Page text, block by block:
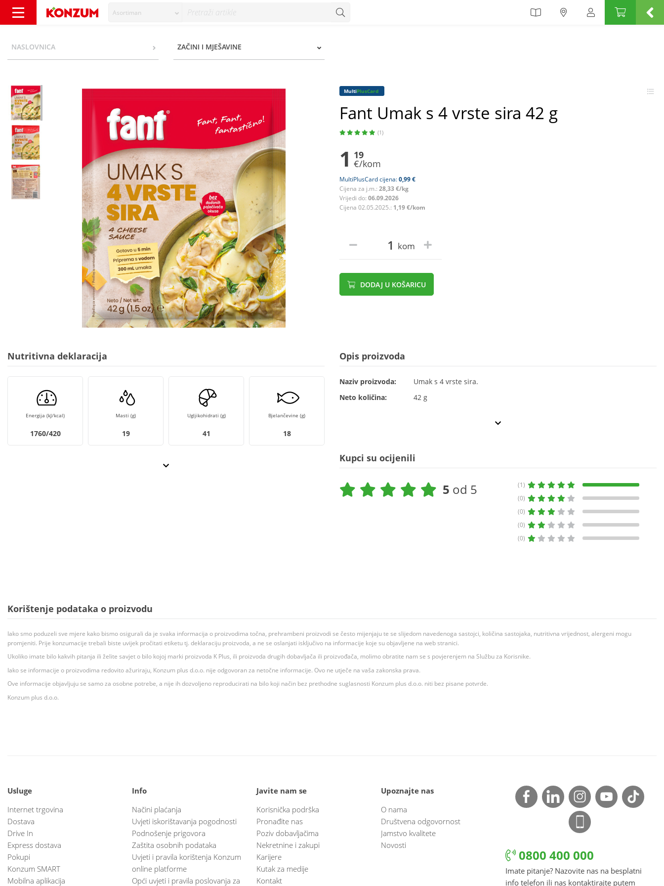
Asortiman
NASLOVNICA ZAČINI I MJEŠAVINE
MultiPlusCard
Fant Umak s 4 vrste sira 42 g
(1)
1 19
€/kom
MultiPlusCard cijena:0,99 €
Cijena za j.m.: 28,33 €/kg
Vrijedi do: 06.09.2026
Cijena 02.05.2025.: 1,19 €/kom
kom
DODAJ U KOŠARICU
Nutritivna deklaracija
Energija (kJ/kcal)
1760/420
Masti (g)
19
Ugljikohidrati (g)
41
Bjelančevine (g)
18
Opis proizvoda
Naziv proizvoda:
Umak s 4 vrste sira.
Neto količina:
42 g
Kupci su ocijenili
5 od 5
(1)
(0)
(0)
(0)
(0)
Korištenje podataka o proizvodu
Iako smo poduzeli sve mjere kako bismo osigurali da je svaka informacija o proizvodima točna, prehrambeni proizvodi se često mijenjaju te se slijedom navedenoga sastojci, količina sastojaka, nutritivna vrijednost, alergeni mogu
promjeniti. Prije konzumacije trebali biste uvijek pročitati etiketu tj. deklaraciju proizvoda, a ne se oslanjati isključivo na informacije koje su objavljene na web stranici.
Ukoliko imate bilo kakvih pitanja ili želite savjet o bilo kojoj marki proizvoda K Plus, ili proizvoda drugih dobavljača ili proizvođača, molimo obratite nam se s povjerenjem na Službu za Korisnike.
Iako se informacije o proizvodima redovito ažuriraju, Konzum plus d.o.o. nije odgovoran za netočne informacije. Ovo ne utječe na vaša zakonska prava.
Ove informacije objavljuju se samo za osobne potrebe, a nije ih dozvoljeno reproducirati na bilo koji način bez prethodne suglasnosti Konzum plus d.o.o. niti bez pisane potvrde.
Konzum plus d.o.o.
Usluge
Internet trgovina
Dostava
Drive In
Express dostava
Pokupi
Konzum SMART
Mobilna aplikacija
Info
Načini plaćanja
Uvjeti iskorištavanja pogodnosti
Podnošenje prigovora
Zaštita osobnih podataka
Uvjeti i pravila korištenja Konzum
online platforme
Opći uvjeti i pravila poslovanja za
Javite nam se
Korisnička podrška
Pronađite nas
Poziv dobavljačima
Nekretnine i zakupi
Karijere
Kutak za medije
Kontakt
Upoznajte nas
O nama
Društvena odgovornost
Jamstvo kvalitete
Novosti
0800 400 000
Imate pitanje? Nazovite nas na besplatni
info telefon ili nas kontaktirajte putem